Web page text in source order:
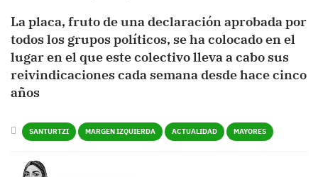
La placa, fruto de una declaración aprobada por
todos los grupos políticos, se ha colocado en el
lugar en el que este colectivo lleva a cabo sus
reivindicaciones cada semana desde hace cinco
años
SANTURTZI MARGEN IZQUIERDA ACTUALIDAD MAYORES